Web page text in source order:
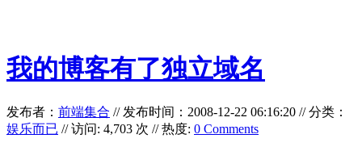
我的博客有了独立域名
发布者： 前端集合 //发布时间：2008-12-22 06:16:20 //分类：
娱乐而已 // 访问: 4,703 次 // 热度: 0 Comments